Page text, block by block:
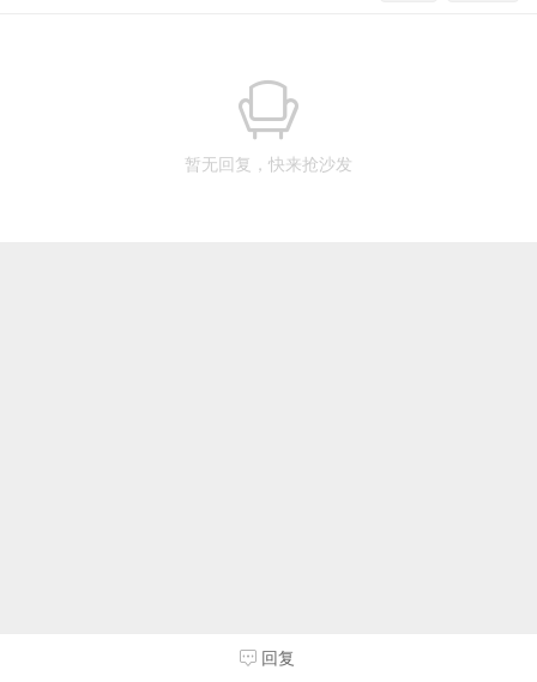
暂无回复，快来抢沙发
回复